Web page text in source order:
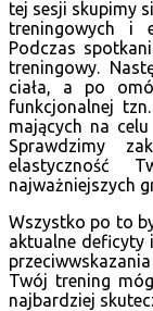
tej sesji skupimy
treningowych i
Podczas
treningowy.
ciała, a po
funkcjonalnej
mających na
Sprawdzimy
elastyczność
najważniejszych
Wszystko po to
aktualne deficyty
Twój trening
najbardziej